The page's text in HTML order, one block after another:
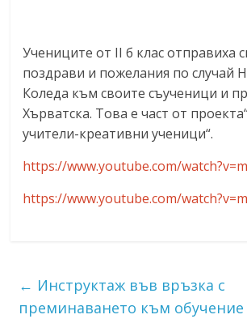
Учениците от II б клас отправиха
поздрави и пожелания по случай
Коледа към своите съученици и
Хърватска. Това е част от
учители-креативни ученици“.
https://www.youtube.com/
https://www.youtube.com/
← Инструктаж във връзка с
преминаването към обучение